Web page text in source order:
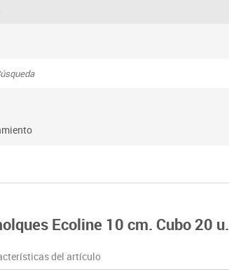
Música
Primeras edades
Hockey
entornos naturales
educaciónEcoline 10 cm. Cubo 20 u.
del artículo